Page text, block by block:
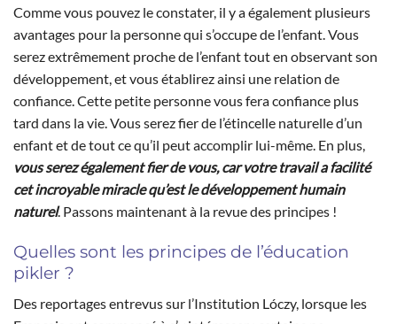
Comme vous pouvez le constater, il y a également plusieurs
avantages pour la personne qui s’occupe de l’enfant. Vous
serez extrêmement proche de l’enfant tout en observant son
développement, et vous établirez ainsi une relation de
confiance. Cette petite personne vous fera confiance plus
tard dans la vie. Vous serez fier de l’étincelle naturelle d’un
enfant et de tout ce qu’il peut accomplir lui-même. En plus,
vous serez également fier de vous, car votre travail a facilité
cet incroyable miracle qu’est le développement humain
naturel. Passons maintenant à la revue des principes !
Quelles sont les principes de l’éducation
pikler ?
Des reportages entrevus sur l’Institution Lóczy, lorsque les